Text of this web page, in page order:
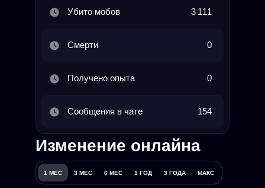
Убито мобов 3 111
Смерти 0
Получено опыта 0
Сообщения в чате 154
Изменение онлайна
1 МЕС 3 МЕС 6 МЕС 1 ГОД 3 ГОДА МАКС